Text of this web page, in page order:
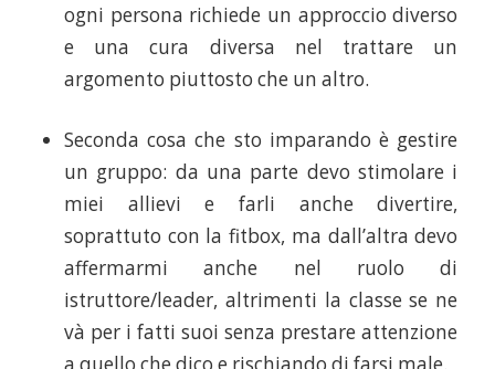
ogni persona richiede un approccio diverso
e una cura diversa nel trattare un
argomento piuttosto che un altro.
Seconda cosa che sto imparando è gestire
un gruppo: da una parte devo stimolare i
miei allievi e farli anche divertire,
soprattuto con la fitbox, ma dall’altra devo
affermarmi anche nel ruolo di
istruttore/leader, altrimenti la classe se ne
và per i fatti suoi senza prestare attenzione
a quello che dico e rischiando di farsi male.